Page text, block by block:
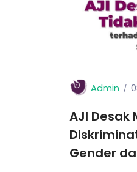
Admin
AJI Desak
Gender